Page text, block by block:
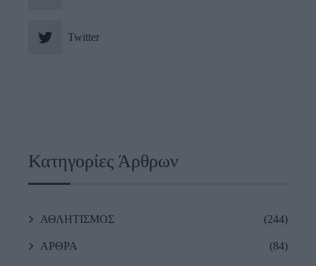
Twitter
Κατηγορίες Άρθρων
ΑΘΛΗΤΙΣΜΟΣ (244)
ΑΡΘΡΑ (84)